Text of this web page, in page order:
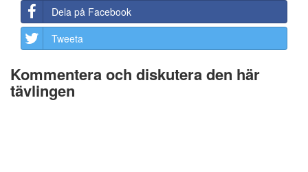
Dela på Facebook
Tweeta
Kommentera och diskutera den här
tävlingen